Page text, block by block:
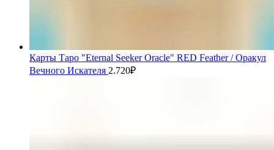
Карты Таро "Eternal Seeker Oracle" RED Feather / Оракул
Вечного Искателя 2.720₽